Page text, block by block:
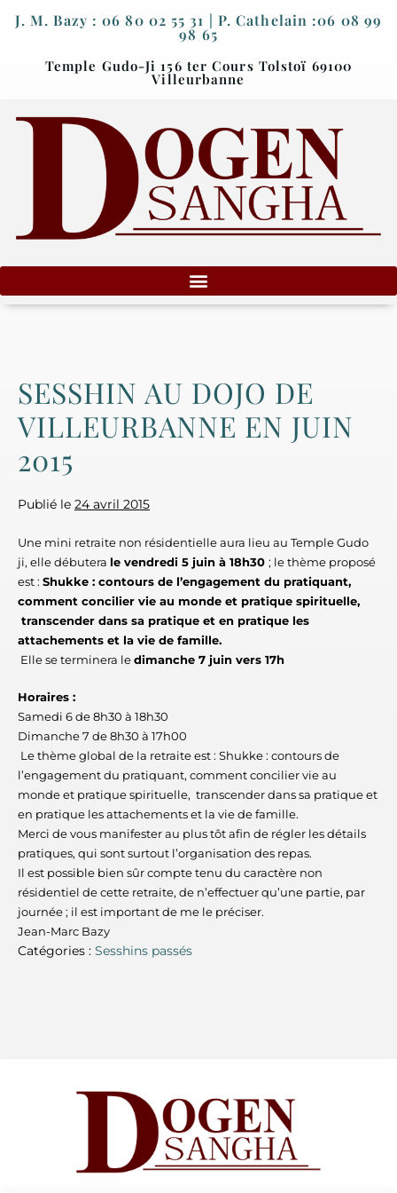
J. M. Bazy : 06 80 02 55 31 | P. Cathelain :06 08 99
98 65
Temple Gudo-Ji 156 ter Cours Tolstoï 69100
Villeurbanne
SESSHIN AU DOJO DE
VILLEURBANNE EN JUIN
2015
Publié le 24 avril 2015
Une mini retraite non résidentielle aura lieu au Temple Gudo
ji, elle débutera le vendredi 5 juin à 18h30 ; le thème proposé
est : Shukke : contours de l’engagement du pratiquant,
comment concilier vie au monde et pratique spirituelle,
transcender dans sa pratique et en pratique les
attachements et la vie de famille.
Elle se terminera ledimanche 7 juin vers 17h
Horaires :
Samedi 6 de 8h30 à 18h30
Dimanche 7 de 8h30 à 17h00
Le thème global de la retraite est : Shukke : contours de
l’engagement du pratiquant, comment concilier vie au
monde et pratique spirituelle, transcender dans sa pratique et
en pratique les attachements et la vie de famille.
Merci de vous manifester au plus tôt afin de régler les détails
pratiques, qui sont surtout l’organisation des repas.
Il est possible bien sûr compte tenu du caractère non
résidentiel de cette retraite, de n’effectuer qu’une partie, par
journée ; il est important de me le préciser.
Jean-Marc Bazy
Catégories : Sesshins passés